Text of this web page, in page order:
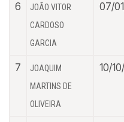
6
JOÃO VITOR
CARDOSO
GARCIA
07/
7
JOAQUIM
MARTINS DE
OLIVEIRA
10/